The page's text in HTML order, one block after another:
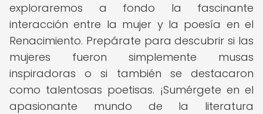
exploraremos a fondo la fascinante
interacción entre la mujer y la poesía en el
Renacimiento. Prepárate para descubrir si las
mujeres fueron simplemente musas
inspiradoras o si también se destacaron
como talentosas poetisas. ¡Sumérgete en el
apasionante mundo de la literatura